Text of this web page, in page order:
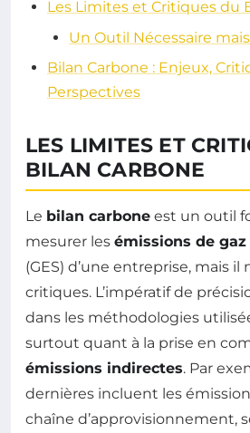
Les Limites et Critiques du
Un Outil Nécessaire
Bilan Carbone : Enjeux,
Perspectives
LES LIMITES ET
BILAN CARBONE
Le bilan carbone est un outil
mesurer les émissions de
(GES) d’une entreprise, mais il
critiques. L’impératif de
dans les méthodologies
surtout quant à la prise en
émissions indirectes. Par
dernières incluent les
chaîne d’approvisionnement,